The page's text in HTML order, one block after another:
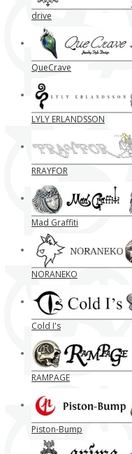
drive
QueCrave
LYLY ERLANDSSON
RRAYFOR
Mad Graffiti
NORANEKO
Cold I's
RAMPAGE
Piston-Bump